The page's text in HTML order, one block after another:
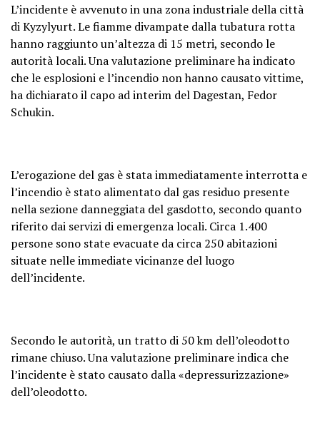
L’incidente è avvenuto in una zona industriale della città
di Kyzylyurt. Le fiamme divampate dalla tubatura rotta
hanno raggiunto un’altezza di 15 metri, secondo le
autorità locali. Una valutazione preliminare ha indicato
che le esplosioni e l’incendio non hanno causato vittime,
ha dichiarato il capo ad interim del Dagestan, Fedor
Schukin.
L’erogazione del gas è stata immediatamente interrotta e
l’incendio è stato alimentato dal gas residuo presente
nella sezione danneggiata del gasdotto, secondo quanto
riferito dai servizi di emergenza locali. Circa 1.400
persone sono state evacuate da circa 250 abitazioni
situate nelle immediate vicinanze del luogo
dell’incidente.
Secondo le autorità, un tratto di 50 km dell’oleodotto
rimane chiuso. Una valutazione preliminare indica che
l’incidente è stato causato dalla «depressurizzazione»
dell’oleodotto.